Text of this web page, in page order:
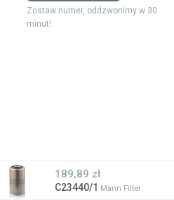
Zostaw numer, oddzwonimy w 30
minut!
189,89 zł
C23440/1 Mann Filter